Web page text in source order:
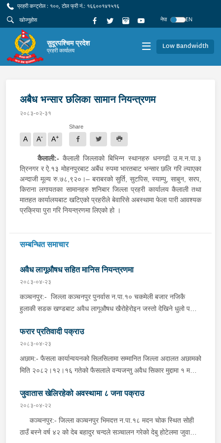
प्रहरी कन्ट्रोल : १००, टोल फ्री नं.: १६६००१४१५१६
नेपा
EN
सुदूरपश्चिम प्रदेश
प्रहरी कार्यालय Low Bandwidth
अबैध भन्सार छलिका सामान नियन्त्रणम
२०८३-०२-३१
A A- A+
Share
कैलाली:- कैलाली जिल्लाको बिभिन्न स्थानहरु धनगढी उ.म.न.पा.३
त्रिनगर र ऐ.१३ मोहनपुरबाट अबैंध रुपमा भारतबाट भन्सार छलि गरि ल्याएका
अन्दाजी मूल्य रु.७८,९२०।– बराबरको सुर्ति, सुटपिस, स्याम्पु, साबुन, सरप,
किराना लगायतका सामानहरु शनिबार जिल्ला प्रहरी कार्यालय कैलाली तथा
मातहत कार्यालयबाट खटिएको प्रहरीले बेवारिसे अबस्थामा फेला पारी आवश्यक
प्रक्रिया पुरा गरि नियन्त्रणमा लिएको हो ।
सम्बन्धित समाचार
अवैध लागूऔषध सहित मानिस नियन्त्रणमा
२०८३-०४-२३
कञ्चनपुर:- जिल्ला कञ्चनपुर पुनर्वास न.पा.१० चकमेली बजार नजिकै
हुलाकी सडक खण्डबाट अवैध लागूऔषध खैरोहेरोइन जस्तो देखिने धुलो पदार्थ
र Nitrazepam-24 Tablets सहित जिल्ला कैलाली, धनगढी
उ.म.न.पा.वडा नं ४ चौराह बस्ने वर्ष ३० को मनिष भट्ट, ऐ.ऐ.वडा नं ३ बडरा
बस्ने वर्ष ३० को हरि भन्ने हरिष खड्का र ऐ.ऐ. बस्ने वर्ष ३० को बिरेन्द्र
चौधरीलाई इलाका प्रहरी कार्यालय त्रिभुवनबस्ती, कञ्चनपुरबाट खटिएको
पक्राउ गरेको छ । यसैगरी, जिल्ला कञ्चनपुर पुनर्वास न.पा.१० चकमेली
बजार नजिकै हुलाकी सडक खण्डबाट अवैध लागूऔषध खैरोहेरोइन जस्तो
देखिने धुलो पदार्थ ३६० मिलिग्राम सहित जिल्ला कैलाली, धनगढी
उ.म.न.पा.वडा नं २ चौराह बस्ने वर्ष २७ को नरेन्द्र बहादुर विष्टलाई इलाका
प्रहरी कार्यालय त्रिभुवनबस्ती, कञ्चनपुरबाट खटिएको प्रहरी टोलीले
फरार प्रतिवादी पक्राउ
२०८३-०४-२३
अछाम:- फैसला कार्यान्वयनको सिलसिलामा सम्मानित जिल्ला अदालत अछामको
मिति २०८२।१२।१६ गतेको फैसलाले वन्यजन्तु अवैध सिकार मुद्दामा १ महिना
बान्निगढी जयगढ गा.पा. वडा नं ६ दर्ना बस्ने भिम बहादुर साउँदलाई प्रहरी
चौकी जयगढ,अछामबाट खटिएको प्रहरी टोलीले शुक्रबार दिउँसो निजको घर
ठेगानाबाट पक्राउ गरेको छ ।
जुवातास खेलिरहेको अवस्थामा ८ जना पक्राउ
२०८३-०४-२२
कञ्चनपुर:- जिल्ला कञ्चनपुर भिमदत्त न.पा.१८ मदन चोक स्थित सोही
ठाउँ बस्ने वर्ष ४२ को देब बहादुर चन्दले सञ्चालन गरेको देबु होटेलमा जुवातास